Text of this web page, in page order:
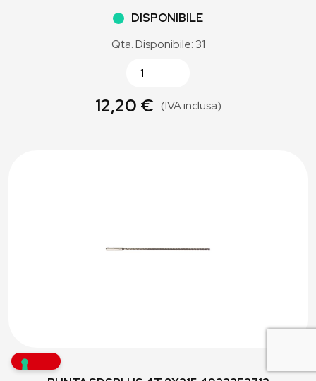
DISPONIBILE
Qta. Disponibile: 31
12,20 € (IVA inclusa)